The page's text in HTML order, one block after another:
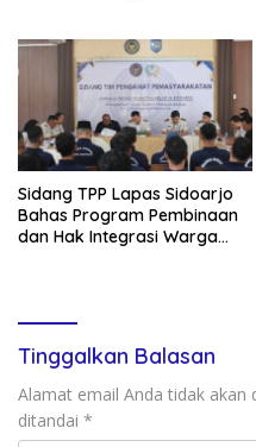
Sidang TPP Lapas Sidoarjo
Bahas Program Pembinaan
dan Hak Integrasi Warga
Tinggalkan Balasan
Alamat email Anda tidak akan
ditandai *